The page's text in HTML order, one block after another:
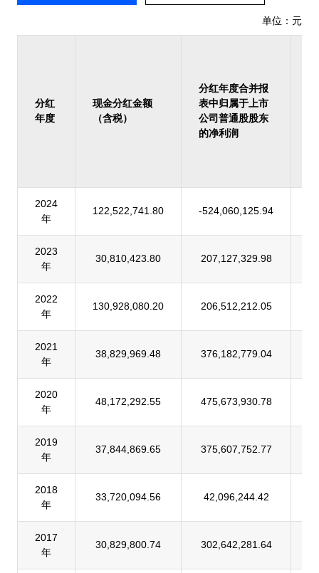
单位：元
分红
年度
现金分红金额
（含税）
分红年度合并报
表中归属于上市
公司普通股股东
的净利润
2024
年
122,522,741.80 -524,060,125.94
2023
年
30,810,423.80 207,127,329.98
2022
年
130,928,080.20 206,512,212.05
2021
年
38,829,969.48 376,182,779.04
2020
年
48,172,292.55 475,673,930.78
2019
年
37,844,869.65 375,607,752.77
2018
年
33,720,094.56 42,096,244.42
2017
年
30,829,800.74 302,642,281.64